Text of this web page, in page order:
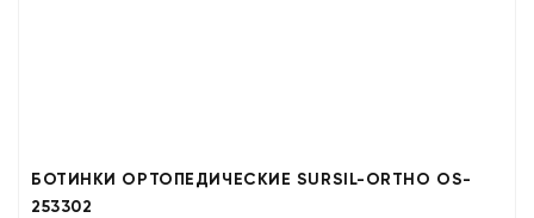
БОТИНКИ ОРТОПЕДИЧЕСКИЕ SURSIL-ORTHO OS-
253302